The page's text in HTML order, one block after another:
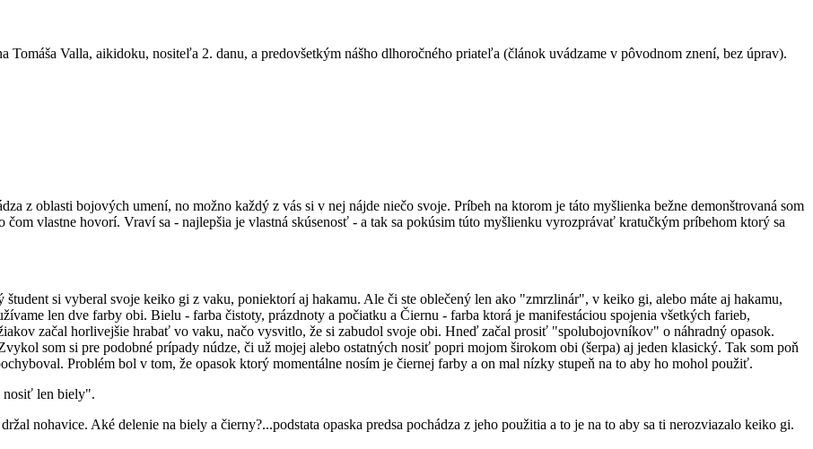
Valla, aikidoku, nositeľa 2. danu, a predovšetkým nášho dlhoročného priateľa (článok uvádzame v pôvodnom znení, bez úprav).
z oblasti bojových umení, no možno každý z vás si v nej nájde niečo svoje. Príbeh na ktorom je táto myšlienka bežne demonštrovaná som
vlastne hovorí. Vraví sa - najlepšia je vlastná skúsenosť - a tak sa pokúsim túto myšlienku vyrozprávať kratučkým príbehom ktorý sa
si vyberal svoje keiko gi z vaku, poniektorí aj hakamu. Ale či ste oblečený len ako "zmrzlinár", v keiko gi, alebo máte aj hakamu,
len dve farby obi. Bielu - farba čistoty, prázdnoty a počiatku a Čiernu - farba ktorá je manifestáciou spojenia všetkých farieb,
začal horlivejšie hrabať vo vaku, načo vysvitlo, že si zabudol svoje obi. Hneď začal prosiť "spolubojovníkov" o náhradný opasok.
som si pre podobné prípady núdze, či už mojej alebo ostatných nosiť popri mojom širokom obi (šerpa) aj jeden klasický. Tak som poň
Problém bol v tom, že opasok ktorý momentálne nosím je čiernej farby a on mal nízky stupeň na to aby ho mohol použiť.
nosiť len biely".
nohavice. Aké delenie na biely a čierny?...podstata opaska predsa pochádza z jeho použitia a to je na to aby sa ti nerozviazalo keiko gi.